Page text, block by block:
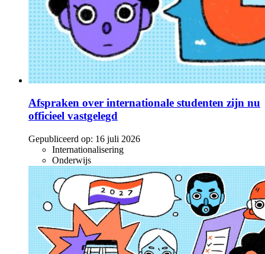
Afspraken over internationale studenten zijn nu
officieel vastgelegd
Gepubliceerd op: 16 juli 2026
Internationalisering
Onderwijs